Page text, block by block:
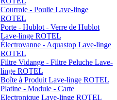
Courroie - Poulie Lave-linge
ROTEL
Porte - Hublot - Verre de Hublot
Lave-linge ROTEL
Électrovanne - Aquastop Lave-linge
ROTEL
Filtre Vidange - Filtre Peluche Lave-
linge ROTEL
Boîte à Produit Lave-linge ROTEL
Platine - Module - Carte
Electronique Lave-linge ROTEL